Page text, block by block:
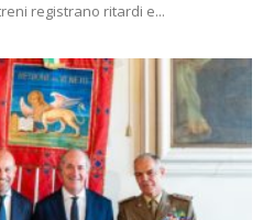
registrano ritardi e...